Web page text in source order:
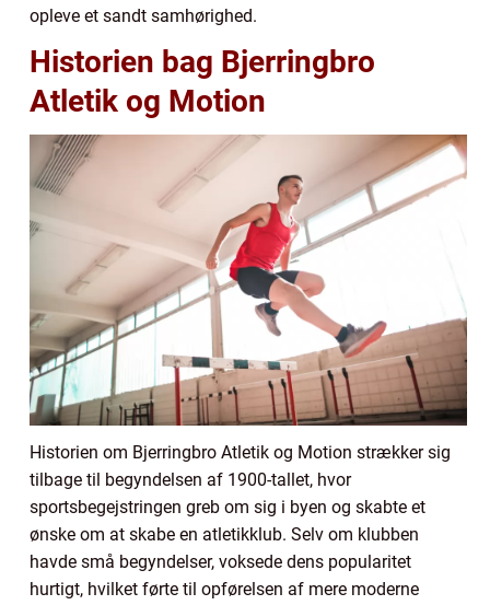
opleve et sandt samhørighed.
Historien bag Bjerringbro
Atletik og Motion
Historien om Bjerringbro Atletik og Motion strækker sig
tilbage til begyndelsen af 1900-tallet, hvor
sportsbegejstringen greb om sig i byen og skabte et
ønske om at skabe en atletikklub. Selv om klubben
havde små begyndelser, voksede dens popularitet
hurtigt, hvilket førte til opførelsen af mere moderne